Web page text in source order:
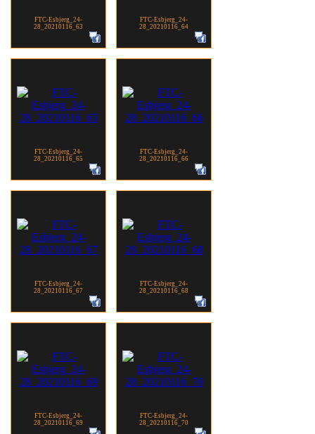
FTC-Esbjerg_24-
28_20210116_63
FTC-Esbjerg_24-
28_20210116_64
FTC-Esbjerg_24-
28_20210116_65
FTC-Esbjerg_24-
28_20210116_66
FTC-Esbjerg_24-
28_20210116_67
FTC-Esbjerg_24-
28_20210116_68
FTC-Esbjerg_24-
28_20210116_69
FTC-Esbjerg_24-
28_20210116_70